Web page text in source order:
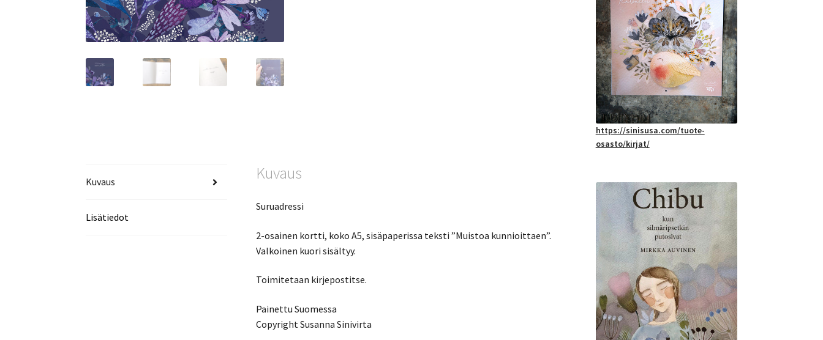
Kuvaus
Lisätiedot
Kuvaus
Suruadressi
2-osainen kortti, koko A5, sisäpaperissa teksti ”Muistoa kunnioittaen”.
Valkoinen kuori sisältyy.
Toimitetaan kirjepostitse.
Painettu Suomessa
Copyright Susanna Sinivirta
https://sinisusa.com/tuote-
osasto/kirjat/